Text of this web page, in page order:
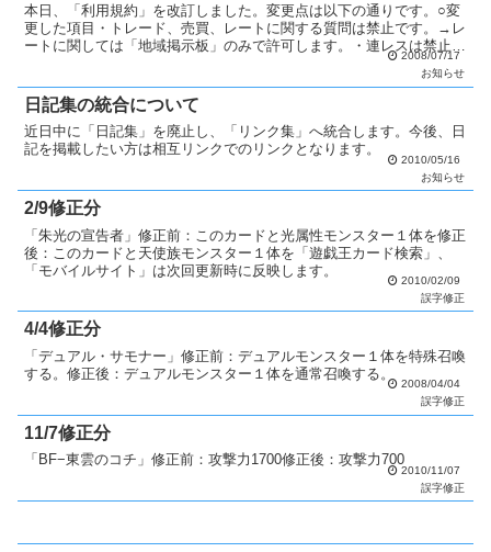
本日、「利用規約」を改訂しました。変更点は以下の通りです。○変
更した項目・トレード、売買、レートに関する質問は禁止です。→レ
ートに関しては「地域掲示板」のみで許可します。・連レスは禁止で
す。修正機能を使って下さい。→1日以上経過した場合、連...2008/07/17
お知らせ
日記集の統合について
近日中に「日記集」を廃止し、「リンク集」へ統合します。今後、日
記を掲載したい方は相互リンクでのリンクとなります。
2010/05/16
お知らせ
2/9修正分
「朱光の宣告者」修正前：このカードと光属性モンスター１体を修正
後：このカードと天使族モンスター１体を「遊戯王カード検索」、
「モバイルサイト」は次回更新時に反映します。
2010/02/09
誤字修正
4/4修正分
「デュアル・サモナー」修正前：デュアルモンスター１体を特殊召喚
する。修正後：デュアルモンスター１体を通常召喚する。
2008/04/04
誤字修正
11/7修正分
「BF−東雲のコチ」修正前：攻撃力1700修正後：攻撃力700
2010/11/07
誤字修正